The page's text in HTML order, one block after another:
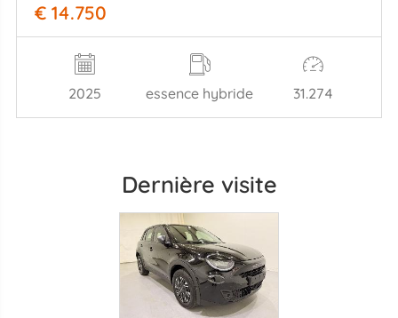
€ 14.750
2025 essence hybride 31.274
Dernière visite